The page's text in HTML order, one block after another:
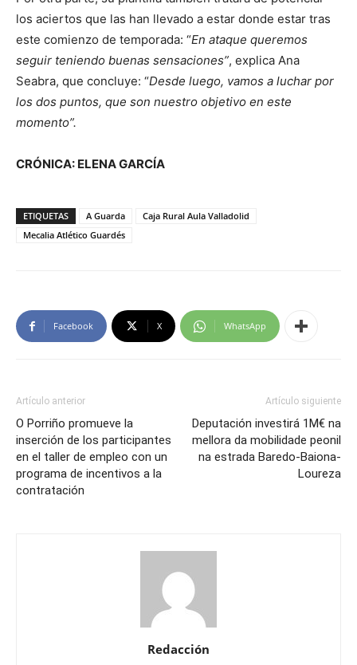
los aciertos que las han llevado a estar donde estar tras
este comienzo de temporada: “En ataque queremos
seguir teniendo buenas sensaciones”, explica Ana
Seabra, que concluye: “Desde luego, vamos a luchar por
los dos puntos, que son nuestro objetivo en este
momento”.
CRÓNICA: ELENA GARCÍA
ETIQUETAS A Guarda
Caja Rural Aula Valladolid
Mecalia Atlético Guardés
Facebook X WhatsApp
Artículo anterior
O Porriño promueve la
inserción de los participantes
en el taller de empleo con un
programa de incentivos a la
contratación
Artículo siguiente
Deputación investirá 1M€ na
mellora da mobilidade peonil
na estrada Baredo-Baiona-
Loureza
Redacción